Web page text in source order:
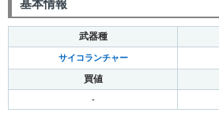
基本情報
武器種
サイコランチャー
買値
-